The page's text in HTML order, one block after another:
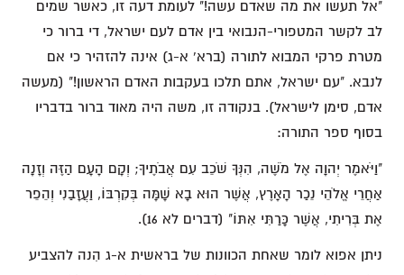
"אל תעשו את מה שאדם עשה!" לעומת דעה זו, כאשר שמים
לב לקשר המטפורי-הנבואי בין אדם לעם ישראל, די ברור כי
מטרת פרקי המבוא לתורה (ברא' א-ג) אינה להזהיר כי אם
לנבא. "עם ישראל, אתם תלכו בעקבות האדם הראשון!" (מעשה
אדם, סימן לישראל). בנקודה זו, משה היה מאוד ברור בדבריו
בסוף ספר התורה:
"וַיֹּאמֶר יְהוָה אֶל מֹשֶׁה, הִנְּךָ שֹׁכֵב עִם אֲבֹתֶיךָ; וְקָם הָעָם הַזֶּה וְזָנָה
אַחֲרֵי אֱלֹהֵי נֵכַר הָאָרֶץ, אֲשֶׁר הוּא בָא שָׁמָּה בְּקִרְבּוֹ, וַעֲזָבַנִי וְהֵפֵר
אֶת בְּרִיתִי, אֲשֶׁר כָּרַתִּי אִתּוֹ" (דברים לא 16).
ניתן אפוא לומר שאחת הכוונות של בראשית א-ג הִנה להצביע